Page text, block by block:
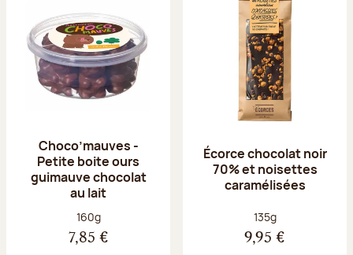
Choco’mauves -
Petite boite ours
guimauve chocolat
au lait
Poids net :
160g
7,85 €
Écorce chocolat noir
70% et noisettes
caramélisées
Poids net :
135g
9,95 €